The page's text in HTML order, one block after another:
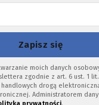
Zapisz się
moich danych
zgodnie z art. 6 ust. 1 lit.
drogą
Administratorem
prywatności.